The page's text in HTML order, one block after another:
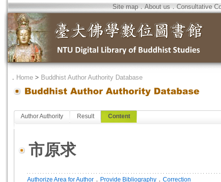
Site map．About us．Consultative
． Home > Buddhist Author Authority Database
Author Authority Result Content
市原求
Authorize Area for Author ． Provide Bibliography ． Correction